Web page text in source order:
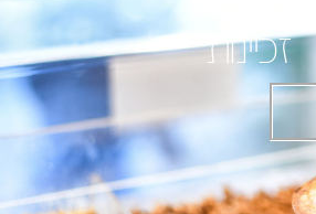
זכיינות